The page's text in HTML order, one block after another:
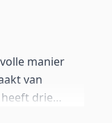
manier
van
drie